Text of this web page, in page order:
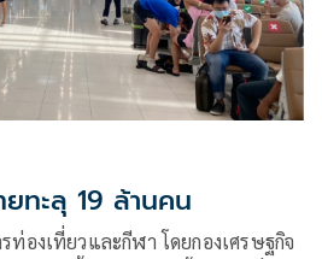
ทะลุ 19 ล้านคน
ท่องเที่ยวและกีฬา โดยกองเศรษฐกิจ